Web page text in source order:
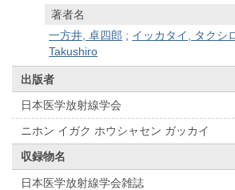
著者名
一方井, 卓四郎 ; イッカタイ, タクシ
Takushiro
出版者
日本医学放射線学会
ニホン イガク ホウシャセン ガッカイ
収録物名
日本医学放射線学会雑誌